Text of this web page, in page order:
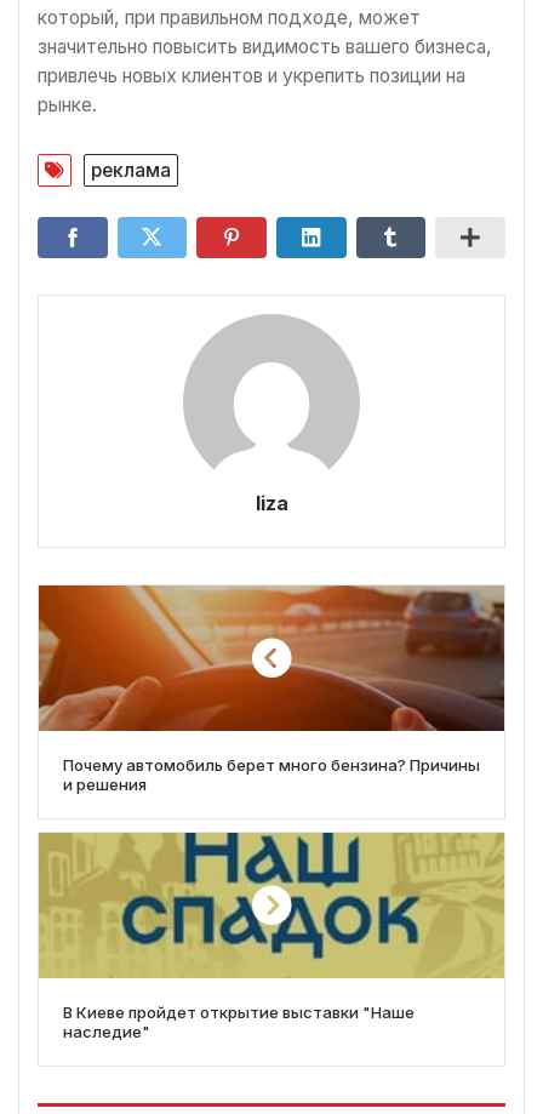
который, при правильном подходе, может
значительно повысить видимость вашего бизнеса,
привлечь новых клиентов и укрепить позиции на
рынке.
реклама
liza
Почему автомобиль берет много бензина? Причины
и решения
В Киеве пройдет открытие выставки "Наше
наследие"